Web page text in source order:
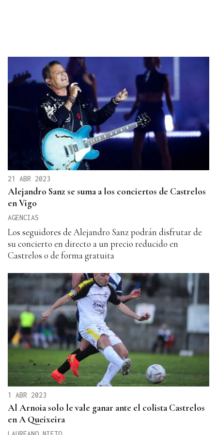
21 ABR 2023
Alejandro Sanz se suma a los conciertos de Castrelos
en Vigo
AGENCIAS
Los seguidores de Alejandro Sanz podrán disfrutar de
su concierto en directo a un precio reducido en
Castrelos o de forma gratuita
1 ABR 2023
Al Arnoia solo le vale ganar ante el colista Castrelos
en A Queixeira